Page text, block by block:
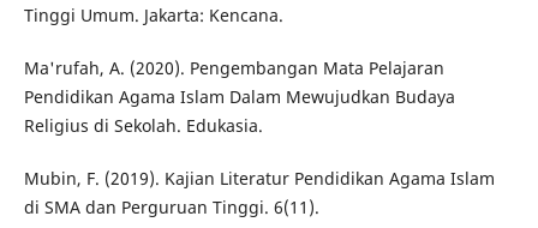
Tinggi Umum. Jakarta: Kencana.
Ma'rufah, A. (2020). Pengembangan Mata Pelajaran
Pendidikan Agama Islam Dalam Mewujudkan Budaya
Religius di Sekolah. Edukasia.
Mubin, F. (2019). Kajian Literatur Pendidikan Agama Islam
di SMA dan Perguruan Tinggi. 6(11).